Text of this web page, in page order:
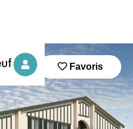
Favoris